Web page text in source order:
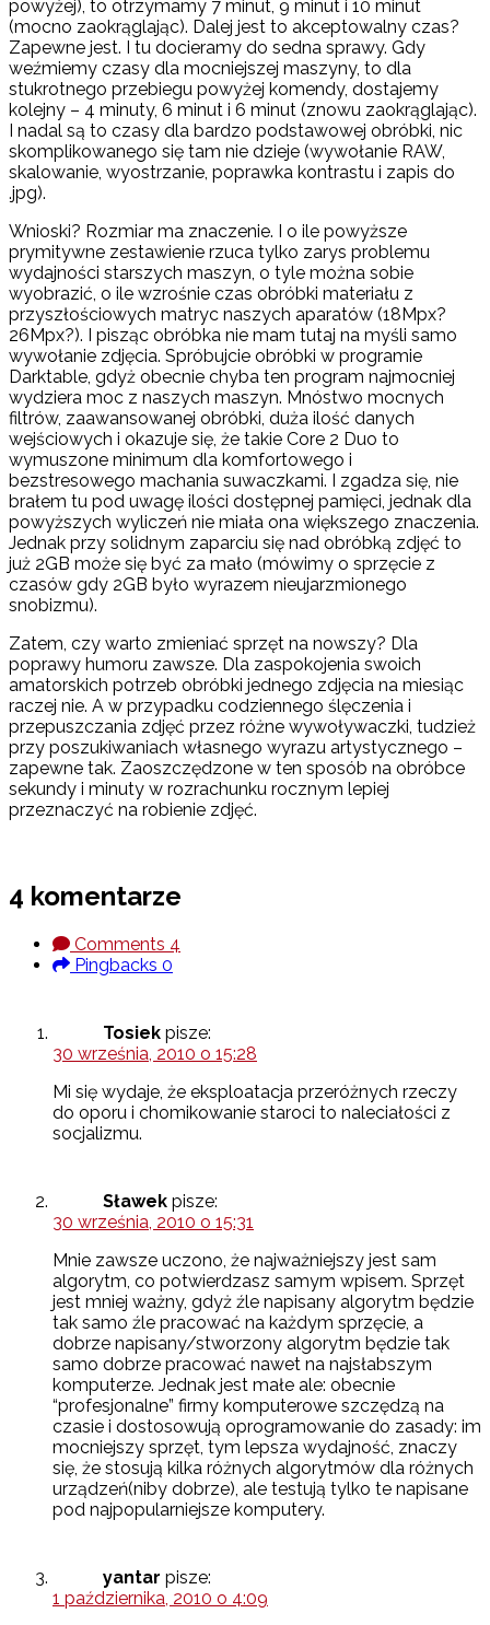
powyżej), to otrzymamy 7 minut, 9 minut i 10 minut
(mocno zaokrąglając). Dalej jest to akceptowalny czas?
Zapewne jest. I tu docieramy do sedna sprawy. Gdy
weźmiemy czasy dla mocniejszej maszyny, to dla
stukrotnego przebiegu powyżej komendy, dostajemy
kolejny – 4 minuty, 6 minut i 6 minut (znowu zaokrąglając).
I nadal są to czasy dla bardzo podstawowej obróbki, nic
skomplikowanego się tam nie dzieje (wywołanie RAW,
skalowanie, wyostrzanie, poprawka kontrastu i zapis do
.jpg).
Wnioski? Rozmiar ma znaczenie. I o ile powyższe
prymitywne zestawienie rzuca tylko zarys problemu
wydajności starszych maszyn, o tyle można sobie
wyobrazić, o ile wzrośnie czas obróbki materiału z
przyszłościowych matryc naszych aparatów (18Mpx?
26Mpx?). I pisząc obróbka nie mam tutaj na myśli samo
wywołanie zdjęcia. Spróbujcie obróbki w programie
Darktable, gdyż obecnie chyba ten program najmocniej
wydziera moc z naszych maszyn. Mnóstwo mocnych
filtrów, zaawansowanej obróbki, duża ilość danych
wejściowych i okazuje się, że takie Core 2 Duo to
wymuszone minimum dla komfortowego i
bezstresowego machania suwaczkami. I zgadza się, nie
brałem tu pod uwagę ilości dostępnej pamięci, jednak dla
powyższych wyliczeń nie miała ona większego znaczenia.
Jednak przy solidnym zaparciu się nad obróbką zdjęć to
już 2GB może się być za mało (mówimy o sprzęcie z
czasów gdy 2GB było wyrazem nieujarzmionego
snobizmu).
Zatem, czy warto zmieniać sprzęt na nowszy? Dla
poprawy humoru zawsze. Dla zaspokojenia swoich
amatorskich potrzeb obróbki jednego zdjęcia na miesiąc
raczej nie. A w przypadku codziennego ślęczenia i
przepuszczania zdjęć przez różne wywoływaczki, tudzież
przy poszukiwaniach własnego wyrazu artystycznego –
zapewne tak. Zaoszczędzone w ten sposób na obróbce
sekundy i minuty w rozrachunku rocznym lepiej
przeznaczyć na robienie zdjęć.
4 komentarze
Comments 4
Pingbacks 0
Tosiek pisze:
30 września, 2010 o 15:28
Mi się wydaje, że eksploatacja przeróżnych rzeczy
do oporu i chomikowanie staroci to naleciałości z
socjalizmu.
Sławek pisze:
30 września, 2010 o 15:31
Mnie zawsze uczono, że najważniejszy jest sam
algorytm, co potwierdzasz samym wpisem. Sprzęt
jest mniej ważny, gdyż źle napisany algorytm będzie
tak samo źle pracować na każdym sprzęcie, a
dobrze napisany/stworzony algorytm będzie tak
samo dobrze pracować nawet na najsłabszym
komputerze. Jednak jest małe ale: obecnie
“profesjonalne” firmy komputerowe szczędzą na
czasie i dostosowują oprogramowanie do zasady: im
mocniejszy sprzęt, tym lepsza wydajność, znaczy
się, że stosują kilka różnych algorytmów dla różnych
urządzeń(niby dobrze), ale testują tylko te napisane
pod najpopularniejsze komputery.
yantar pisze:
1 października, 2010 o 4:09